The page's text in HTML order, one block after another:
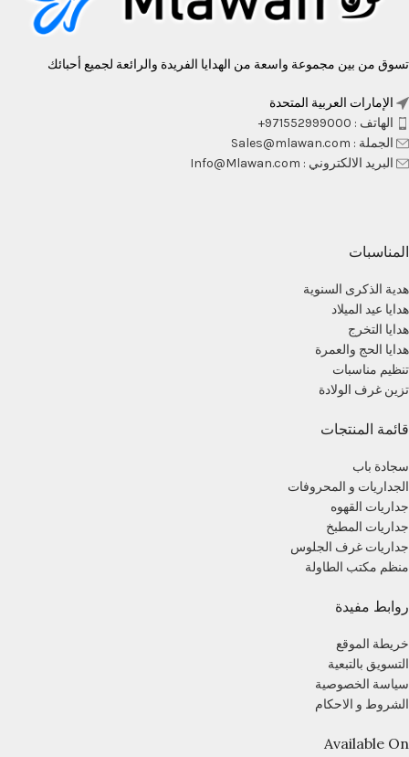
تسوق من بين مجموعة واسعة من الهدايا الفريدة والرائعة لجميع أحبائك
الإمارات العربية المتحدة
الهاتف : 971552999000+
الجملة : Sales@mlawan.com
البريد الالكتروني : Info@Mlawan.com
المناسبات
هدية الذكرى السنوية
هدايا عيد الميلاد
هدايا التخرج
هدايا الحج والعمرة
تنظيم مناسبات
تزين غرف الولادة
قائمة المنتجات
سجادة باب
الجداريات و المحروفات
جداريات القهوه
جداريات المطبخ
جداريات غرف الجلوس
منظم مكتب الطاولة
روابط مفيدة
خريطة الموقع
التسويق بالتبعية
سياسة الخصوصية
الشروط و الاحكام
Available On